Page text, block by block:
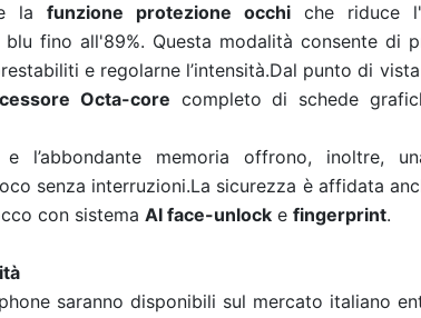
la funzione protezione occhi che riduce
fino all'89%. Questa modalità consente di
e regolarne l’intensità.Dal punto di
Octa-core completo di schede
l’abbondante memoria offrono, inoltre,
senza interruzioni.La sicurezza è affidata
con sistema AI face-unlock e fingerprint.
saranno disponibili sul mercato italiano